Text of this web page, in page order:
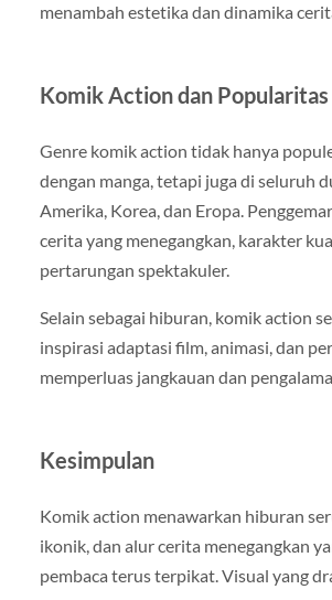
menambah estetika dan dinamika
Komik Action dan Popularitas
Genre komik action tidak hanya
dengan manga, tetapi juga di seluruh
Amerika, Korea, dan Eropa.
cerita yang menegangkan, karakter
pertarungan spektakuler.
Selain sebagai hiburan, komik action
inspirasi adaptasi film, animasi, dan
memperluas jangkauan dan
Kesimpulan
Komik action menawarkan hiburan
ikonik, dan alur cerita menegangkan
pembaca terus terpikat. Visual yang